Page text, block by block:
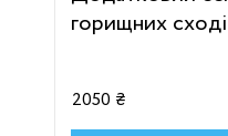
горищних
2050 ₴